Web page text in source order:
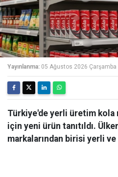
Yayınlanma: 05 Ağustos 2026 Çarşamba
Türkiye'de yerli üretim kola
için yeni ürün tanıtıldı.
markalarından birisi yerli